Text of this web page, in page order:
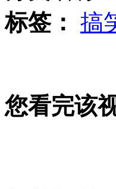
瑞士"喷气飞人"与客
标签： 搞
您看完该